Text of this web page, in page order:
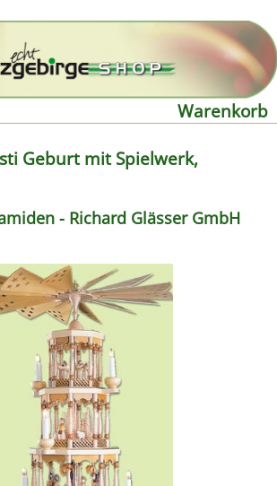
Warenkorb
Geburt mit Spielwerk,
- Richard Glässer GmbH